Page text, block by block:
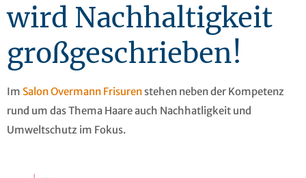
wird Nachhaltigkeit
großgeschrieben!
Im Salon Overmann Frisuren stehen neben der Kompetenz
rund um das Thema Haare auch Nachhatligkeit und
Umweltschutz im Fokus.